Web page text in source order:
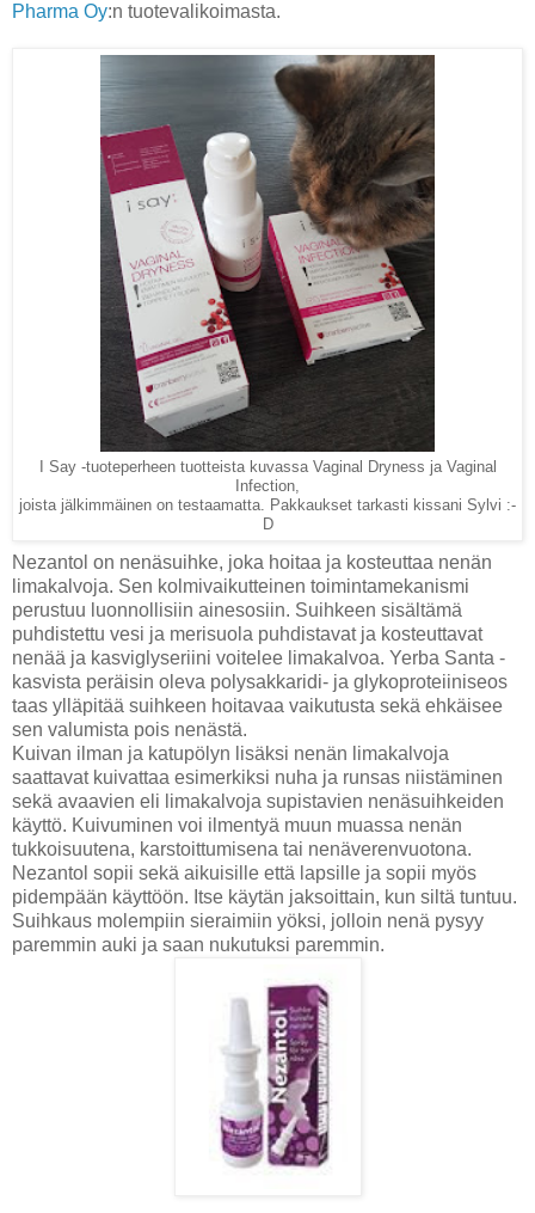
Pharma Oy:n tuotevalikoimasta.
I Say -tuoteperheen tuotteista kuvassa Vaginal Dryness ja Vaginal
Infection,
joista jälkimmäinen on testaamatta. Pakkaukset tarkasti kissani Sylvi :-
D
Nezantol on nenäsuihke, joka hoitaa ja kosteuttaa nenän
limakalvoja. Sen kolmivaikutteinen toimintamekanismi
perustuu luonnollisiin ainesosiin. Suihkeen sisältämä
puhdistettu vesi ja merisuola puhdistavat ja kosteuttavat
nenää ja kasviglyseriini voitelee limakalvoa. Yerba Santa -
kasvista peräisin oleva polysakkaridi- ja glykoproteiiniseos
taas ylläpitää suihkeen hoitavaa vaikutusta sekä ehkäisee
sen valumista pois nenästä.
Kuivan ilman ja katupölyn lisäksi nenän limakalvoja
saattavat kuivattaa esimerkiksi nuha ja runsas niistäminen
sekä avaavien eli limakalvoja supistavien nenäsuihkeiden
käyttö. Kuivuminen voi ilmentyä muun muassa nenän
tukkoisuutena, karstoittumisena tai nenäverenvuotona.
Nezantol sopii sekä aikuisille että lapsille ja sopii myös
pidempään käyttöön. Itse käytän jaksoittain, kun siltä tuntuu.
Suihkaus molempiin sieraimiin yöksi, jolloin nenä pysyy
paremmin auki ja saan nukutuksi paremmin.